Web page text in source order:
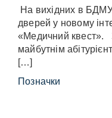
На вихідних в
дверей у новому
«Медичний квест».
майбутнім
[…]
Позначки